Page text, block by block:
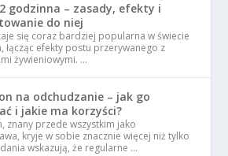
godzinna – zasady, efekty i
do niej
się coraz bardziej popularna w świecie
łącząc efekty postu przerywanego z
żywieniowymi. …
na odchudzanie – jak go
i jakie ma korzyści?
znany przede wszystkim jako
kryje w sobie znacznie więcej niż tylko
wskazują, że regularne …